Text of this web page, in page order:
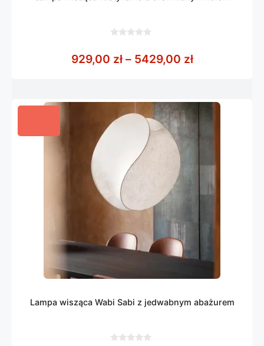
5
929,00 zł – 5429,00 złZakres cen:
Lampa wisząca Wabi Sabi z jedwabnym abażurem